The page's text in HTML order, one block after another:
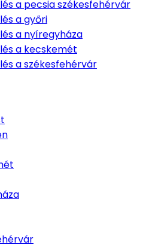
a pecsia székesfehérvár
a győri
a nyíregyháza
a kecskemét
a székesfehérvár